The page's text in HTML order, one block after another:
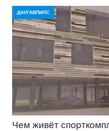
ДАУГАВПИЛС
Чем живёт